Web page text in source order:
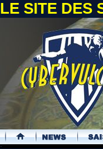
LE SITE DES
.